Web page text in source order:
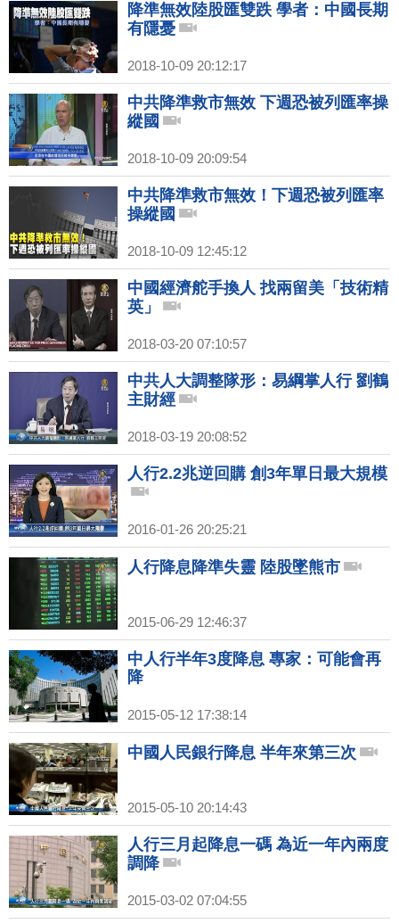
降準無效陸股匯雙跌 學者：中國長期
有隱憂
2018-10-09 20:12:17
中共降準救市無效 下週恐被列匯率操
縱國
2018-10-09 20:09:54
中共降準救市無效！下週恐被列匯率
操縱國
2018-10-09 12:45:12
中國經濟舵手換人 找兩留美「技術精
英」
2018-03-20 07:10:57
中共人大調整隊形：易綱掌人行 劉鶴
主財經
2018-03-19 20:08:52
人行2.2兆逆回購 創3年單日最大規模
2016-01-26 20:25:21
人行降息降準失靈 陸股墜熊市
2015-06-29 12:46:37
中人行半年3度降息 專家：可能會再
降
2015-05-12 17:38:14
中國人民銀行降息 半年來第三次
2015-05-10 20:14:43
人行三月起降息一碼 為近一年內兩度
調降
2015-03-02 07:04:55